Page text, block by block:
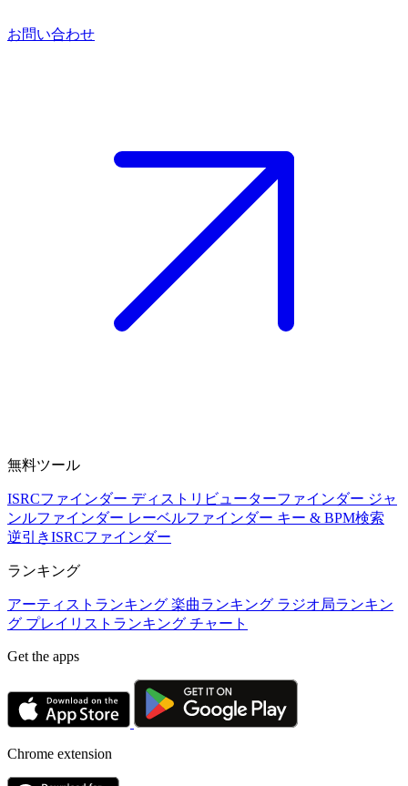
お問い合わせ
無料ツール
ISRCファインダー ディストリビューターファインダー ジャ
ンルファインダー レーベルファインダー キー & BPM検索
逆引きISRCファインダー
ランキング
アーティストランキング 楽曲ランキング ラジオ局ランキン
グ プレイリストランキング チャート
Get the apps
Chrome extension